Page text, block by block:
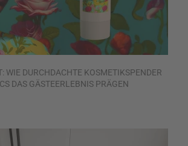
WIE DURCHDACHTE KOSMETIKSPENDER
DAS GÄSTEERLEBNIS PRÄGEN